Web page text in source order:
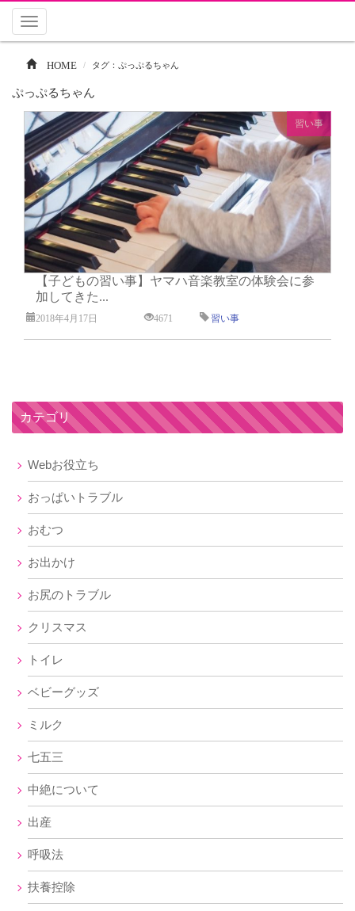
Toggle
HOME タグ：ぷっぷるちゃん
ぷっぷるちゃん
習い事
【子どもの習い事】ヤマハ音楽教室の体験会に参
加してきた...
2018年4月17日 4671 習い事
カテゴリ
Webお役立ち
おっぱいトラブル
おむつ
お出かけ
お尻のトラブル
クリスマス
トイレ
ベビーグッズ
ミルク
七五三
中絶について
出産
呼吸法
扶養控除